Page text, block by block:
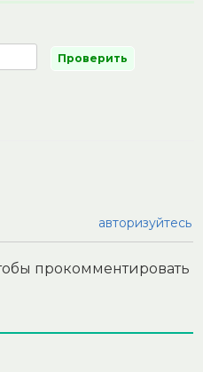
авторизуйтесь
прокомментировать